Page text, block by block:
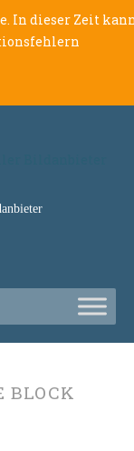
In dieser Zeit
BLOCK